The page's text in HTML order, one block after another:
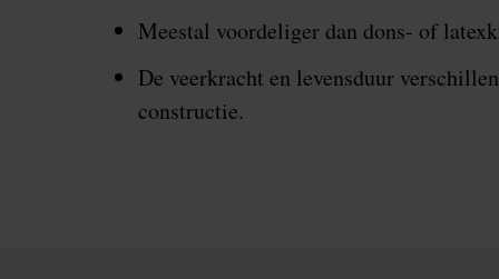
Meestal voordeliger dan dons- of
De veerkracht en levensduur
constructie.